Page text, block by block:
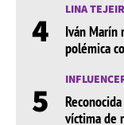
4 LINA
Iván Marín
polémica
5
víctima de